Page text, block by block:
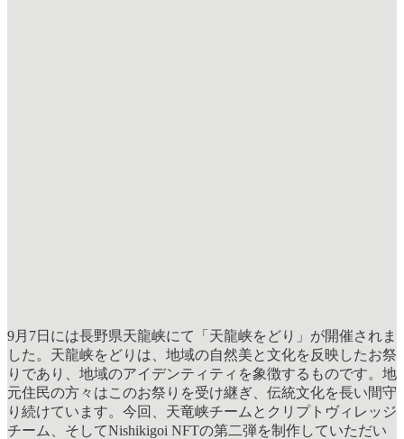
9月7日には長野県天龍峡にて「天龍峡をどり」が開催されま
した。天龍峡をどりは、地域の自然美と文化を反映したお祭
りであり、地域のアイデンティティを象徴するものです。地
元住民の方々はこのお祭りを受け継ぎ、伝統文化を長い間守
り続けています。今回、天竜峡チームとクリプトヴィレッジ
チーム、そしてNishikigoi NFTの第二弾を制作していただい